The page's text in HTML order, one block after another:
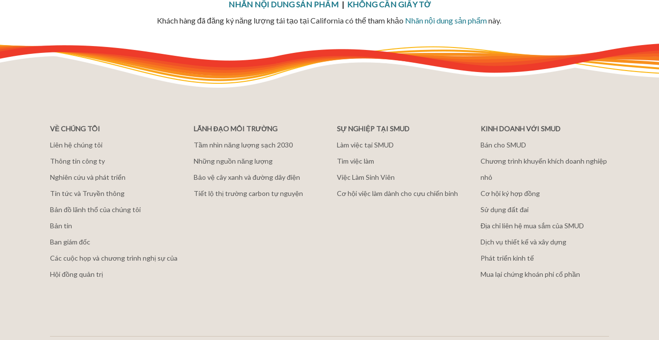
NHÃN NỘI DUNG SẢN PHẨM | KHÔNG CẦN GIẤY TỜ
Khách hàng đã đăng ký năng lượng tái tạo tại California có thể tham khảo Nhãn nội dung sản phẩmnày.
VỀ CHÚNG TÔI
Liên hệ chúng tôi
Thông tin công ty
Nghiên cứu và phát triển
Tin tức và Truyền thông
Bản đồ lãnh thổ của chúng tôi
Bản tin
Ban giám đốc
Các cuộc họp và chương trình nghị sự của
Hội đồng quản trị
LÃNH ĐẠO MÔI TRƯỜNG
Tầm nhìn năng lượng sạch 2030
Những nguồn năng lượng
Bảo vệ cây xanh và đường dây điện
Tiết lộ thị trường carbon tự nguyện
SỰ NGHIỆP TẠI SMUD
Làm việc tại SMUD
Tìm việc làm
Việc Làm Sinh Viên
Cơ hội việc làm dành cho cựu chiến binh
KINH DOANH VỚI SMUD
Bán cho SMUD
Chương trình khuyến khích doanh nghiệp
nhỏ
Cơ hội ký hợp đồng
Sử dụng đất đai
Địa chỉ liên hệ mua sắm của SMUD
Dịch vụ thiết kế và xây dựng
Phát triển kinh tế
Mua lại chứng khoán phi cổ phần